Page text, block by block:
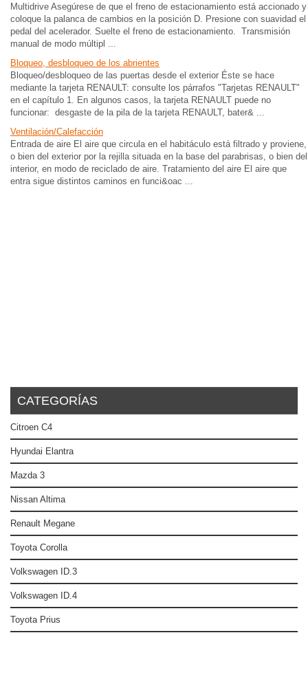
Multidrive Asegúrese de que el freno de estacionamiento está accionado y
coloque la palanca de cambios en la posición D. Presione con suavidad el
pedal del acelerador. Suelte el freno de estacionamiento. Transmisión
manual de modo múltipl ...
Bloqueo, desbloqueo de los abrientes
Bloqueo/desbloqueo de las puertas desde el exterior Éste se hace
mediante la tarjeta RENAULT: consulte los párrafos "Tarjetas RENAULT"
en el capítulo 1. En algunos casos, la tarjeta RENAULT puede no
funcionar: desgaste de la pila de la tarjeta RENAULT, bater& ...
Ventilación/Calefacción
Entrada de aire El aire que circula en el habitáculo está filtrado y proviene,
o bien del exterior por la rejilla situada en la base del parabrisas, o bien del
interior, en modo de reciclado de aire. Tratamiento del aire El aire que
entra sigue distintos caminos en funci&oac ...
CATEGORÍAS
Citroen C4
Hyundai Elantra
Mazda 3
Nissan Altima
Renault Megane
Toyota Corolla
Volkswagen ID.3
Volkswagen ID.4
Toyota Prius